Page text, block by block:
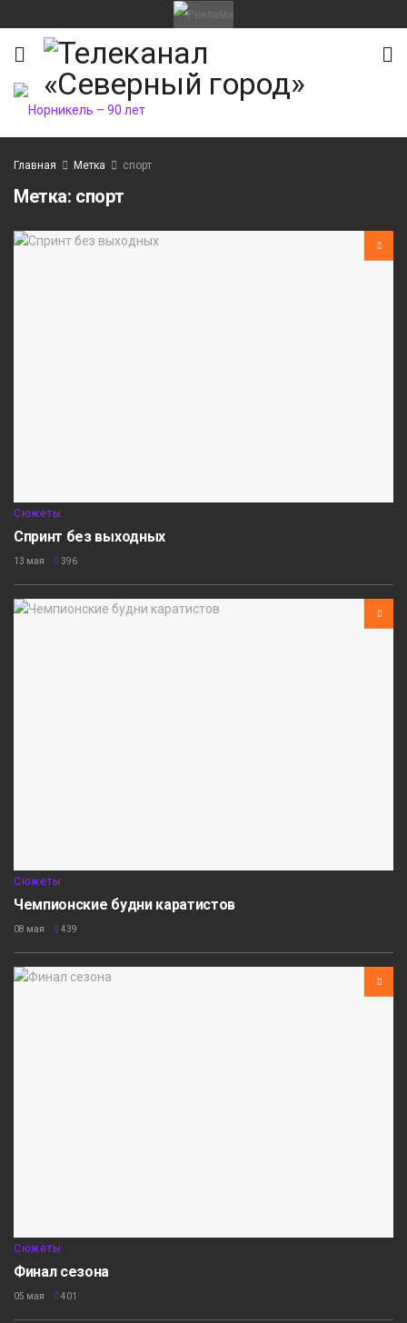
Главная Метка спорт
Метка: спорт
Сюжеты
Спринт без выходных
13 мая 396
Сюжеты
Чемпионские будни каратистов
08 мая 439
Сюжеты
Финал сезона
05 мая 401